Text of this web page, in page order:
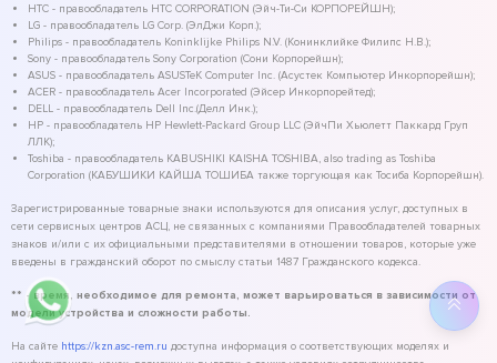
HTC - правообладатель HTC CORPORATION (Эйч-Ти-Си КОРПОРЕЙШН);
LG - правообладатель LG Corp. (ЭлДжи Корп.);
Philips - правообладатель Koninklijke Philips N.V. (Конинклийке Филипс Н.В.);
Sony - правообладатель Sony Corporation (Сони Корпорейшн);
ASUS - правообладатель ASUSTeK Computer Inc. (Асустек Компьютер Инкорпорейшн);
ACER - правообладатель Acer Incorporated (Эйсер Инкорпорейтед);
DELL - правообладатель Dell Inc.(Делл Инк.);
HP - правообладатель HP Hewlett-Packard Group LLC (ЭйчПи Хьюлетт Паккард Груп
ЛЛК);
Toshiba - правообладатель KABUSHIKI KAISHA TOSHIBA, also trading as Toshiba
Corporation (КАБУШИКИ КАЙША ТОШИБА также торгующая как Тосиба Корпорейшн).
Зарегистрированные товарные знаки используются для описания услуг, доступных в
сети сервисных центров АСЦ, не связанных с компаниями Правообладателей товарных
знаков и/или с их официальными представителями в отношении товаров, которые уже
введены в гражданский оборот по смыслу статьи 1487 Гражданского кодекса.
** - время, необходимое для ремонта, может варьироваться в зависимости от
модели устройства и сложности работы.
На сайте https://kzn.asc-rem.ru доступна информация о соответствующих моделях и